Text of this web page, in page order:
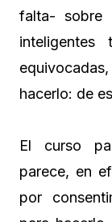
falta- sobre
inteligentes
hacerlo: de
El curso
parece, en
por